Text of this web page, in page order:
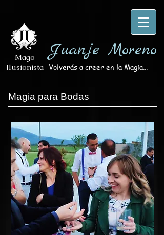
Mago
Ilusionista
Juanje Moreno
Volverás a creer en la Magia...
Magia para Bodas